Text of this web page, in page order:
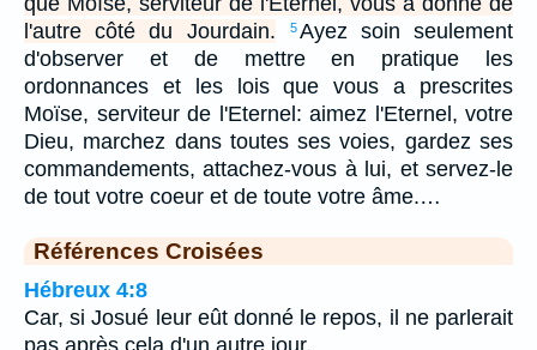
l'autre côté du Jourdain.
5Ayez soin seulement
d'observer et de mettre en pratique les
ordonnances et les lois que vous a prescrites
Moïse, serviteur de l'Eternel: aimez l'Eternel, votre
Dieu, marchez dans toutes ses voies, gardez ses
commandements, attachez-vous à lui, et servez-le
de tout votre coeur et de toute votre âme.…
Références Croisées
Hébreux 4:8
Car, si Josué leur eût donné le repos, il ne parlerait